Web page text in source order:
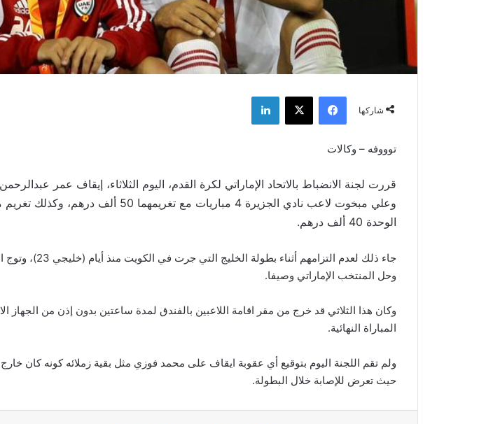
شاركها
فيسبوك ‫X لينكدإن
توووفه – وكالات
قررت لجنة الانضباط بالاتحاد الإماراتي لكرة القدم، اليوم الثلاثاء، إيقاف عمر
وعلي مبخوت لاعب نادي الجزيرة 4 مباريات مع تغريمهما
الوحدة 40 ألف درهم.
جاء ذلك لعدم التزامهم أثناء
وحل المنتخب الإماراتي وصيفا.
وكان هذا الثلاثي قد خرج من مقر اقامة اللاعبين بالفندق لمدة ساعتين بدون إذن من الجهاز
المباراة النهائية.
ولم تقم اللجنة اليوم بتوقيع أي عقوبة ايقاف على محمد فوزي مثل بقية زملائه كونه كان
حيث تعرض للإصابة خلال البطولة.